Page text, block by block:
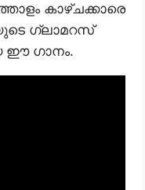
കാഴ്ചക്കാരെ
ഗ്ലാമറസ്
ഈ ഗാനം.